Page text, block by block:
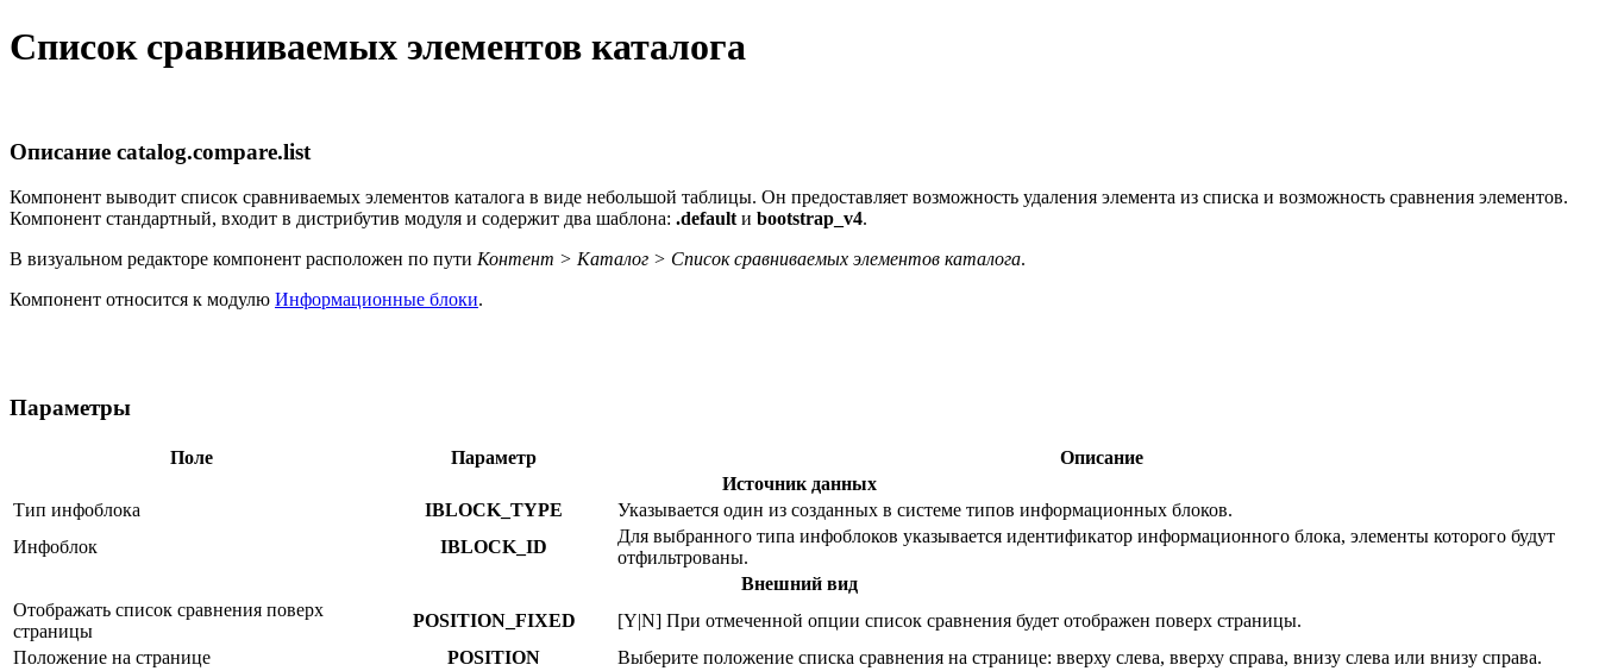
Список сравниваемых элементов каталога
Описание catalog.compare.list
Компонент выводит список сравниваемых элементов каталога в виде небольшой таблицы. Он предоставляет возможность удаления элемента из списка и возможность сравнения элементов.
Компонент стандартный, входит в дистрибутив модуля и содержит два шаблона: .default и bootstrap_v4.
В визуальном редакторе компонент расположен по пути Контент > Каталог > Список сравниваемых элементов каталога.
Компонент относится к модулю Информационные блоки.
Параметры
Поле Параметр
Описание
Источник данных
Тип инфоблока
IBLOCK_TYPE
Указывается один из созданных в системе типов информационных блоков.
Инфоблок
IBLOCK_ID
Для выбранного типа инфоблоков указывается идентификатор информационного блока, элементы которого будут
отфильтрованы.
Внешний вид
Отображать список сравнения поверх
страницы
POSITION_FIXED
[Y|N] При отмеченной опции список сравнения будет отображен поверх страницы.
Положение на странице
POSITION
Выберите положение списка сравнения на странице: вверху слева, вверху справа, внизу слева или внизу справа.